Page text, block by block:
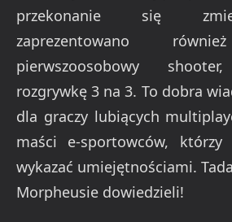
przekonanie się
zaprezentowano
pierwszoosobowy
rozgrywkę 3 na 3. To dobra
dla graczy lubiących
maści e-sportowców,
wykazać umiejętnościami.
Morpheusie dowiedzieli!